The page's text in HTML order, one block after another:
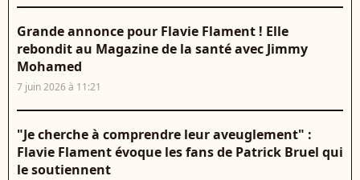
Grande annonce pour Flavie Flament ! Elle
rebondit au Magazine de la santé avec Jimmy
Mohamed
7 juin 2026 à 11:21
"Je cherche à comprendre leur aveuglement" :
Flavie Flament évoque les fans de Patrick Bruel qui
le soutiennent